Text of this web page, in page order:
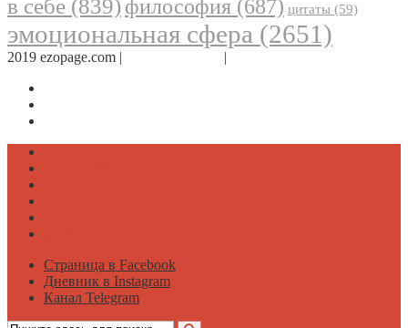
в себе (839) философия (687) цитаты (59)
эмоциональная сфера (2651)
2019 ezopage.com | |
Страница в Facebook
Дневник в Instagram
Канал Telegram